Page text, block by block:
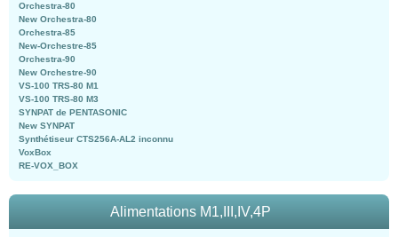
Orchestra-80
New Orchestra-80
Orchestra-85
New-Orchestre-85
Orchestra-90
New Orchestre-90
VS-100 TRS-80 M1
VS-100 TRS-80 M3
SYNPAT de PENTASONIC
New SYNPAT
Synthétiseur CTS256A-AL2 inconnu
VoxBox
RE-VOX_BOX
Alimentations M1,III,IV,4P